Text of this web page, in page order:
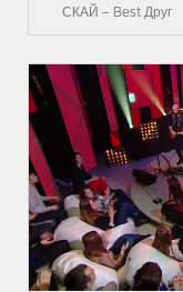
СКАЙ – Best Друг